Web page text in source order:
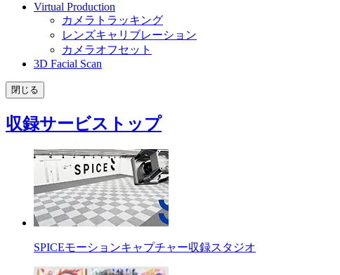
Virtual Production
カメラトラッキング
レンズキャリブレーション
カメラオフセット
3D Facial Scan
閉じる
収録サービストップ
SPICEモーションキャプチャー収録スタジオ